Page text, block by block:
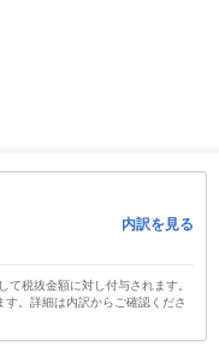
内訳を見る
税抜金額に対し付与されます。
。詳細は内訳からご確認くださ